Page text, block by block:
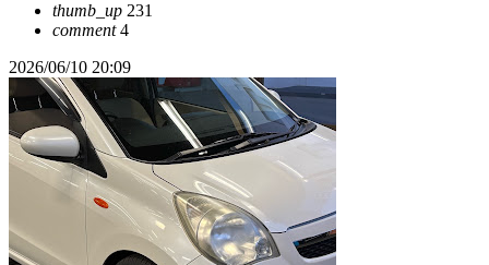
thumb_up 231
comment4
2026/06/10 20:09